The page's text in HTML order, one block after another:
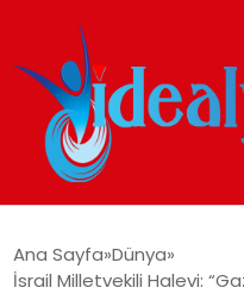
Ana Sayfa Dünya
İsrail Milletvekili Halevi: